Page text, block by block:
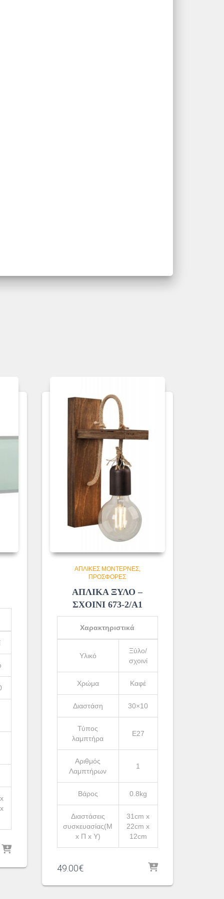
ΑΠΛΊΚΕΣ ΜΟΝΤΈΡΝΕΣ
ΠΡΟΣΦΟΡΕΣ
ΑΠΛΙΚΑ ΞΥΛΟ –
ΣΧΟΙΝΙ 673-2/Α1
Χαρακτηριστικά
Υλικό
Ξύλο/
σχοινί
Χρώμα Καφέ
Διαστάση 30×10
Τύπος
λαμπτήρα
Ε27
Αριθμός
Λαμπτήρων
1
Βάρος 0.8kg
Διαστάσεις
συσκευασίας(Μ
x Π x Υ)
31cm x
22cm x
12cm
49.00€